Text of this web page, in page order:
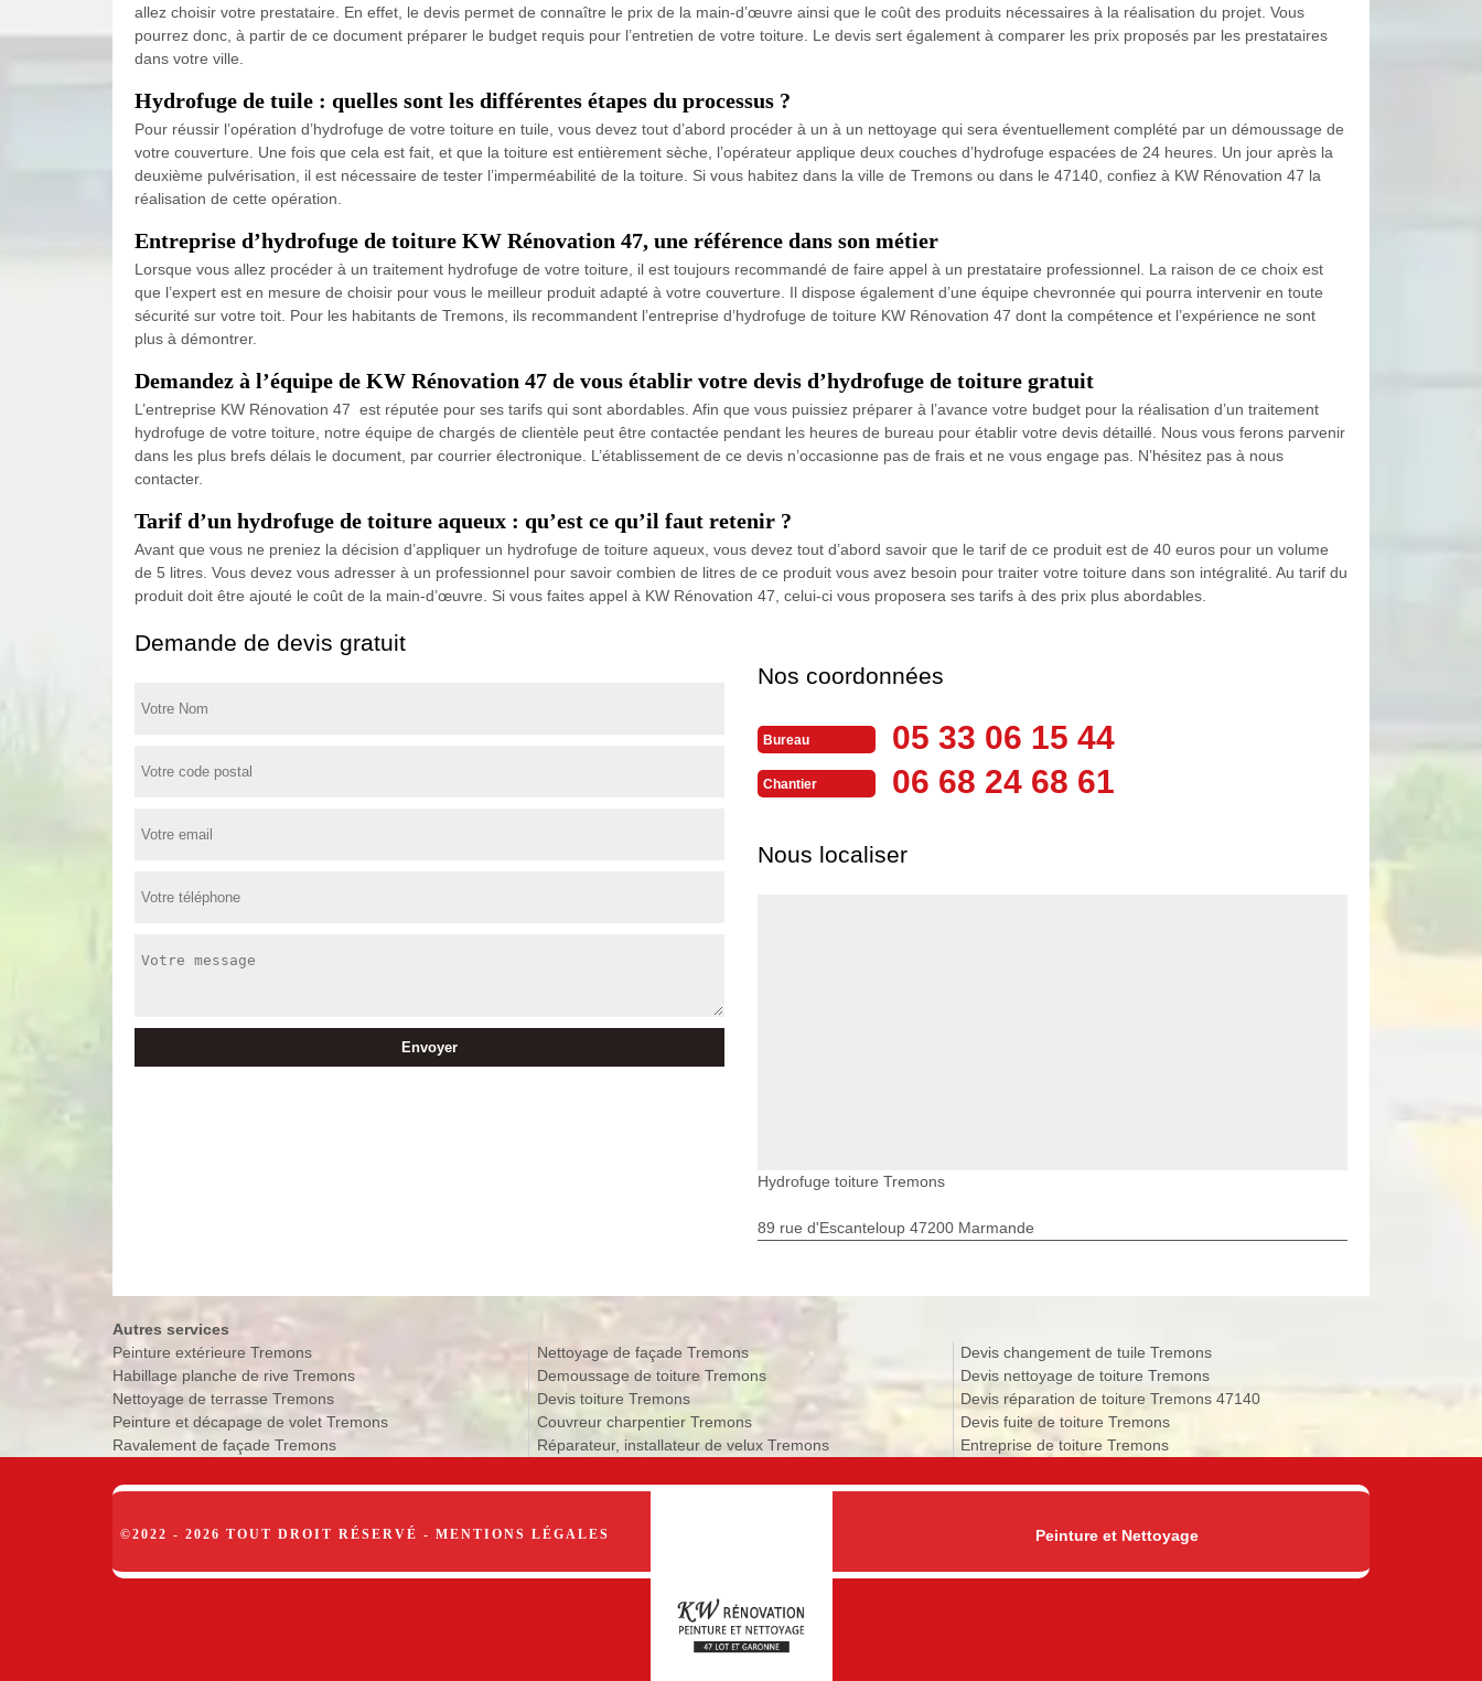
allez choisir votre prestataire. En effet, le devis permet de connaître le prix de la main-d’œuvre ainsi que le coût des produits nécessaires à la réalisation du projet. Vous
pourrez donc, à partir de ce document préparer le budget requis pour l’entretien de votre toiture. Le devis sert également à comparer les prix proposés par les prestataires
dans votre ville.
Hydrofuge de tuile : quelles sont les différentes étapes du processus ?
Pour réussir l’opération d’hydrofuge de votre toiture en tuile, vous devez tout d’abord procéder à un à un nettoyage qui sera éventuellement complété par un démoussage de
votre couverture. Une fois que cela est fait, et que la toiture est entièrement sèche, l’opérateur applique deux couches d’hydrofuge espacées de 24 heures. Un jour après la
deuxième pulvérisation, il est nécessaire de tester l’imperméabilité de la toiture. Si vous habitez dans la ville de Tremons ou dans le 47140, confiez à KW Rénovation 47 la
réalisation de cette opération.
Entreprise d’hydrofuge de toiture KW Rénovation 47, une référence dans son métier
Lorsque vous allez procéder à un traitement hydrofuge de votre toiture, il est toujours recommandé de faire appel à un prestataire professionnel. La raison de ce choix est
que l’expert est en mesure de choisir pour vous le meilleur produit adapté à votre couverture. Il dispose également d’une équipe chevronnée qui pourra intervenir en toute
sécurité sur votre toit. Pour les habitants de Tremons, ils recommandent l’entreprise d’hydrofuge de toiture KW Rénovation 47 dont la compétence et l’expérience ne sont
plus à démontrer.
Demandez à l’équipe de KW Rénovation 47 de vous établir votre devis d’hydrofuge de toiture gratuit
L’entreprise KW Rénovation 47 est réputée pour ses tarifs qui sont abordables. Afin que vous puissiez préparer à l’avance votre budget pour la réalisation d’un traitement
hydrofuge de votre toiture, notre équipe de chargés de clientèle peut être contactée pendant les heures de bureau pour établir votre devis détaillé. Nous vous ferons parvenir
dans les plus brefs délais le document, par courrier électronique. L’établissement de ce devis n’occasionne pas de frais et ne vous engage pas. N’hésitez pas à nous
contacter.
Tarif d’un hydrofuge de toiture aqueux : qu’est ce qu’il faut retenir ?
Avant que vous ne preniez la décision d’appliquer un hydrofuge de toiture aqueux, vous devez tout d’abord savoir que le tarif de ce produit est de 40 euros pour un volume
de 5 litres. Vous devez vous adresser à un professionnel pour savoir combien de litres de ce produit vous avez besoin pour traiter votre toiture dans son intégralité. Au tarif du
produit doit être ajouté le coût de la main-d’œuvre. Si vous faites appel à KW Rénovation 47, celui-ci vous proposera ses tarifs à des prix plus abordables.
Demande de devis gratuit
Nos coordonnées
Bureau 05 33 06 15 44
Chantier 06 68 24 68 61
Nous localiser
Hydrofuge toiture Tremons
89 rue d'Escanteloup 47200 Marmande
Autres services
Peinture extérieure Tremons
Habillage planche de rive Tremons
Nettoyage de terrasse Tremons
Peinture et décapage de volet Tremons
Ravalement de façade Tremons
Nettoyage de façade Tremons
Demoussage de toiture Tremons
Devis toiture Tremons
Couvreur charpentier Tremons
Réparateur, installateur de velux Tremons
Devis changement de tuile Tremons
Devis nettoyage de toiture Tremons
Devis réparation de toiture Tremons 47140
Devis fuite de toiture Tremons
Entreprise de toiture Tremons
©2022 - 2026 TOUT DROIT RÉSERVÉ - MENTIONS LÉGALES Peinture et Nettoyage